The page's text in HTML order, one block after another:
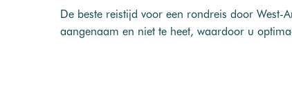
De beste reistijd voor een rondreis door
aangenaam en niet te heet, waardoor u